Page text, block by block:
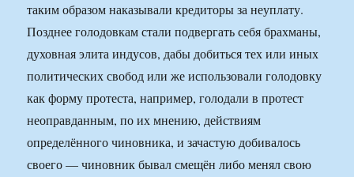
таким образом наказывали кредиторы за неуплату.
Позднее голодовкам стали подвергать себя брахманы,
духовная элита индусов, дабы добиться тех или иных
политических свобод или же использовали голодовку
как форму протеста, например, голодали в протест
неоправданным, по их мнению, действиям
определённого чиновника, и зачастую добивалось
своего — чиновник бывал смещён либо менял свою